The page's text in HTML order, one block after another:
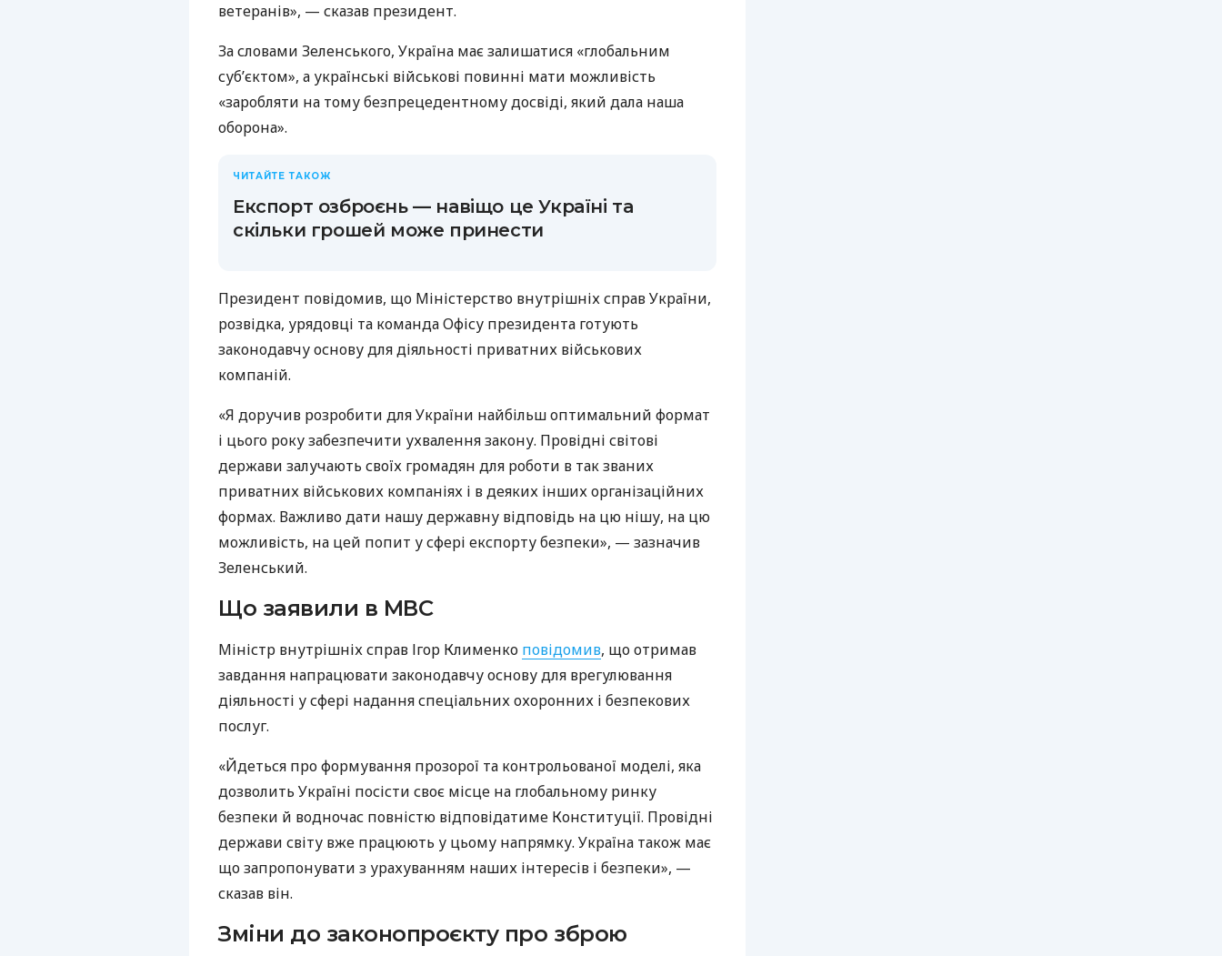
ветеранів», — сказав президент.
За словами Зеленського, Україна має залишатися «глобальним
суб’єктом», а українські військові повинні мати можливість
«заробляти на тому безпрецедентному досвіді, який дала наша
оборона».
ЧИТАЙТЕ ТАКОЖ
Експорт озброєнь — навіщо це Україні та
скільки грошей може принести
Президент повідомив, що Міністерство внутрішніх справ України,
розвідка, урядовці та команда Офісу президента готують
законодавчу основу для діяльності приватних військових
компаній.
«Я доручив розробити для України найбільш оптимальний формат
і цього року забезпечити ухвалення закону. Провідні світові
держави залучають своїх громадян для роботи в так званих
приватних військових компаніях і в деяких інших організаційних
формах. Важливо дати нашу державну відповідь на цю нішу, на цю
можливість, на цей попит у сфері експорту безпеки», — зазначив
Зеленський.
Що заявили в МВС
Міністр внутрішніх справ Ігор Клименко повідомив, що отримав
завдання напрацювати законодавчу основу для врегулювання
діяльності у сфері надання спеціальних охоронних і безпекових
послуг.
«Йдеться про формування прозорої та контрольованої моделі, яка
дозволить Україні посісти своє місце на глобальному ринку
безпеки й водночас повністю відповідатиме Конституції. Провідні
держави світу вже працюють у цьому напрямку. Україна також має
що запропонувати з урахуванням наших інтересів і безпеки», —
сказав він.
Зміни до законопроєкту про зброю